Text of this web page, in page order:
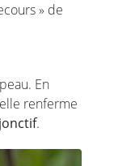
» de
En
renferme
.